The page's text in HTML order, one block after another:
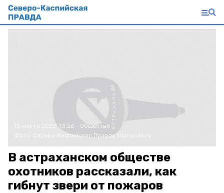
15 марта 2022, 13:26
Общество
Северо-Каспийская Правда
В астраханском обществе
охотников рассказали, как
гибнут звери от пожаров